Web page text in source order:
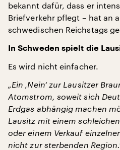
bekannt dafür, dass er
Briefverkehr pflegt – hat an
schwedischen Reichstags
In Schweden spielt die
Es wird nicht einfacher.
„Ein ‚Nein‘ zur Lausitzer
Atomstrom, soweit sich
Erdgas abhängig machen
Lausitz mit einem
oder einem Verkauf
nicht zur sterbenden